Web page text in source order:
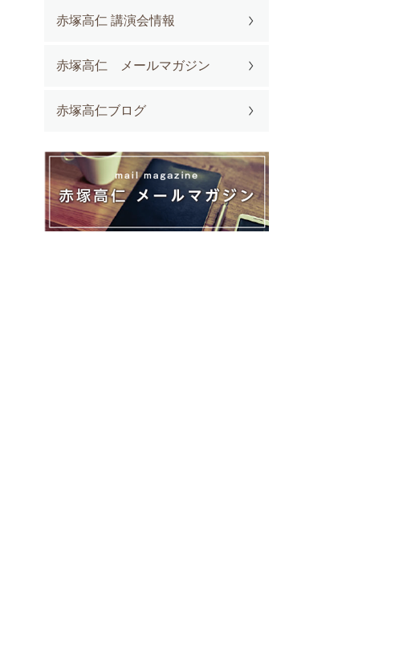
赤塚高仁 講演会情報
赤塚高仁 メールマガジン
赤塚高仁ブログ